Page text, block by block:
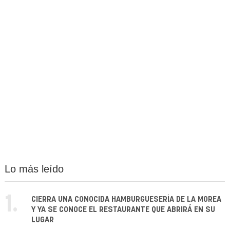
Lo más leído
1.
CIERRA UNA CONOCIDA HAMBURGUESERÍA DE LA MOREA
Y YA SE CONOCE EL RESTAURANTE QUE ABRIRÁ EN SU
LUGAR